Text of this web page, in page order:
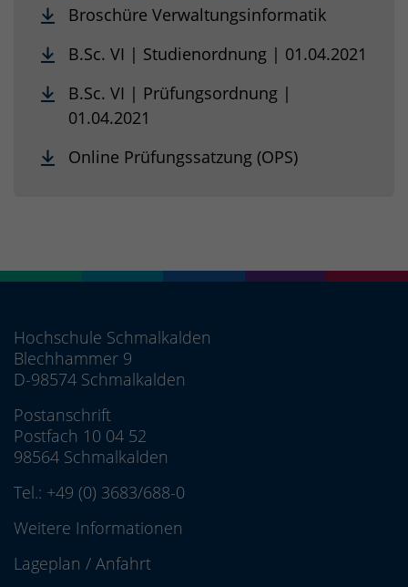
Broschüre Verwaltungsinformatik
B.Sc. VI | Studienordnung | 01.04.2021
B.Sc. VI | Prüfungsordnung |
01.04.2021
Online Prüfungssatzung (OPS)
Hochschule Schmalkalden
Blechhammer 9
D-98574 Schmalkalden
Postanschrift
Postfach 10 04 52
98564 Schmalkalden
Tel.: +49 (0) 3683/688-0
Weitere Informationen
Lageplan / Anfahrt